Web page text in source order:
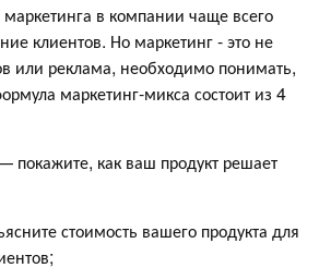
в компании чаще всего
клиентов. Но маркетинг - это не
или реклама, необходимо понимать,
маркетинг-микса состоит из 4
покажите, как ваш продукт решает
стоимость вашего продукта для